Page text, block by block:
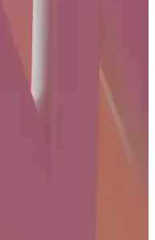
TV ve Android TV
uygun fiyat sunar. Ancak,
konusunda farklı görüşler
Modern Evler